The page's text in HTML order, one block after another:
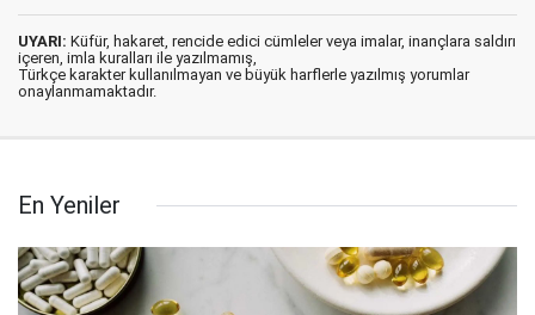
UYARI: Küfür, hakaret, rencide edici cümleler veya imalar, inançlara saldırı
içeren, imla kuralları ile yazılmamış,
Türkçe karakter kullanılmayan ve büyük harflerle yazılmış yorumlar
onaylanmamaktadır.
En Yeniler